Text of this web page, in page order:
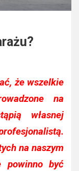
że wszelkie
na
własnej
na naszym
powinno być